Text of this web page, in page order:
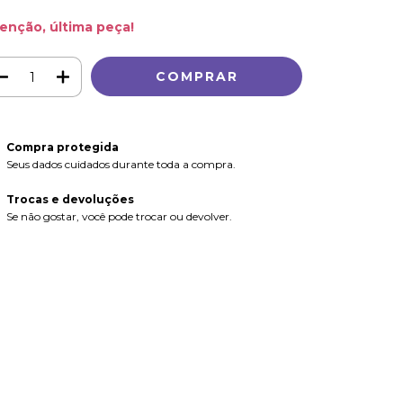
última peça!
Compra protegida
Seus dados cuidados durante toda a compra.
Trocas e devoluções
Se não gostar, você pode trocar ou devolver.